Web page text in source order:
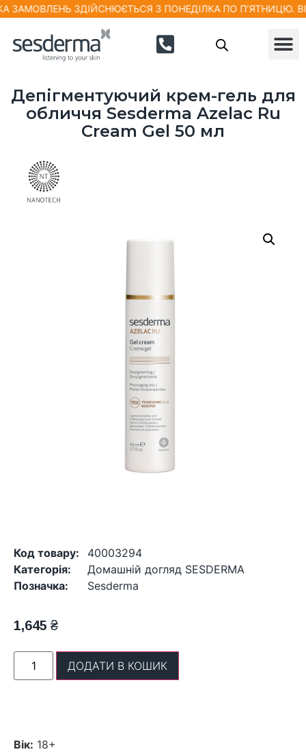
ЗДІЙСНЮЄТЬСЯ З ПОНЕДІЛКА ПО П’ЯТНИЦЮ.
Депігментуючий крем-гель для
обличчя Sesderma Azelac Ru
Cream Gel 50 мл
Код товару:
40003294
Категорія:
Домашній догляд SESDERMA
Позначка:
Sesderma
1,645₴
ДОДАТИ В КОШИК
Вік: 18+